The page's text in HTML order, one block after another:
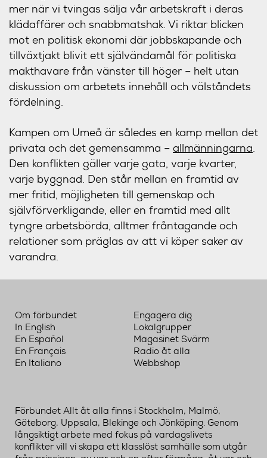
mer när vi tvingas sälja vår arbetskraft i deras
klädaffärer och snabbmatshak. Vi riktar blicken
mot en politisk ekonomi där jobbskapande och
tillväxtjakt blivit ett självändamål för politiska
makthavare från vänster till höger – helt utan
diskussion om arbetets innehåll och välståndets
fördelning.
Kampen om Umeå är således en kamp mellan det
privata och det gemensamma – allmänningarna
Den konflikten gäller varje gata, varje kvarter,
varje byggnad. Den står mellan en framtid av
mer fritid, möjligheten till gemenskap och
självförverkligande, eller en framtid med allt
tyngre arbetsbörda, alltmer fråntagande och
relationer som präglas av att vi köper saker av
varandra.
Om förbundet
In English
En Español
En Français
En Italiano
Engagera dig
Lokalgrupper
Magasinet Svärm
Radio åt alla
Webbshop
Förbundet Allt åt alla finns i Stockholm, Malmö,
Göteborg, Uppsala, Blekinge och Jönköping. Genom
långsiktigt arbete med fokus på vardagslivets
konflikter vill vi skapa ett klasslöst samhälle som utgår